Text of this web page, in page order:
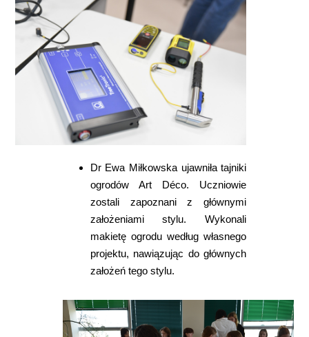
Dr Ewa Miłkowska ujawniła tajniki
ogrodów Art Déco. Uczniowie
zostali zapoznani z głównymi
założeniami stylu. Wykonali
makietę ogrodu według własnego
projektu, nawiązując do głównych
założeń tego stylu.